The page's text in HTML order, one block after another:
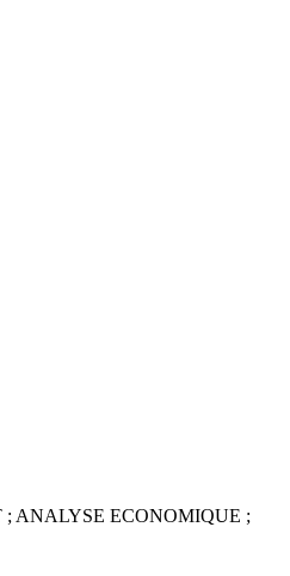
ANALYSE ECONOMIQUE ;